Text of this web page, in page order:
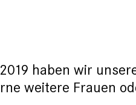
haben wir
weitere Frauen